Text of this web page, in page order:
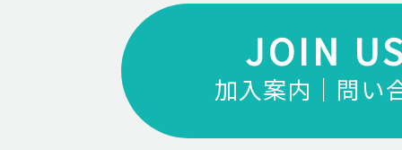
JOIN
加入案内｜問い